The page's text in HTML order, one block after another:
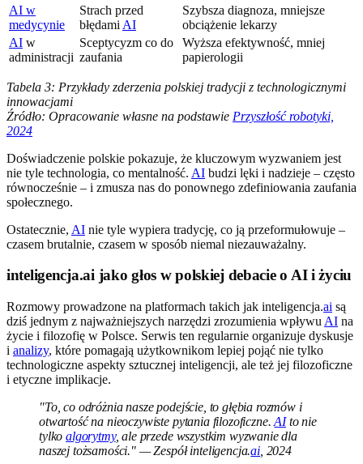
AI w
medycynie
Strach przed
błędami AI
Szybsza diagnoza, mniejsze
obciążenie lekarzy
AI w
administracji
Sceptycyzm co do
zaufania
Wyższa efektywność, mniej
papierologii
Tabela 3: Przykłady zderzenia polskiej tradycji z technologicznymi
innowacjami
Źródło: Opracowanie własne na podstawie Przyszłość robotyki,
2024
Doświadczenie polskie pokazuje, że kluczowym wyzwaniem jest
nie tyle technologia, co mentalność. AI budzi lęki i nadzieje – często
równocześnie – i zmusza nas do ponownego zdefiniowania zaufania
społecznego.
Ostatecznie, AI nie tyle wypiera tradycję, co ją przeformułowuje –
czasem brutalnie, czasem w sposób niemal niezauważalny.
inteligencja.ai jako głos w polskiej debacie o AI i życiu
Rozmowy prowadzone na platformach takich jak inteligencja.ai są
dziś jednym z najważniejszych narzędzi zrozumienia wpływu AI na
życie i filozofię w Polsce. Serwis ten regularnie organizuje dyskusje
i analizy, które pomagają użytkownikom lepiej pojąć nie tylko
technologiczne aspekty sztucznej inteligencji, ale też jej filozoficzne
i etyczne implikacje.
"To, co odróżnia nasze podejście, to głębia rozmów i
otwartość na nieoczywiste pytania filozoficzne.AIto nie
tylkoalgorytmy, ale przede wszystkim wyzwanie dla
naszej tożsamości." — Zespół inteligencja.ai, 2024